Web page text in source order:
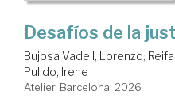
Desafíos de la
Bujosa Vadell, Lorenzo;
Pulido, Irene
Atelier. Barcelona, 2026